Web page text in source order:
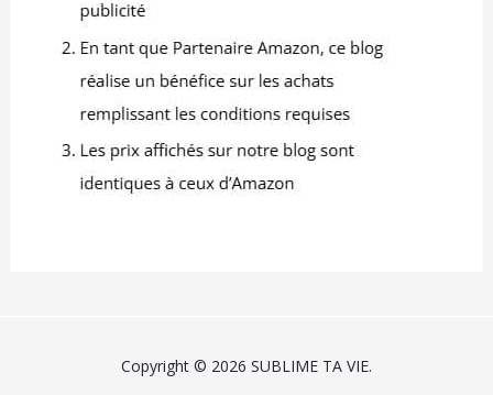
Copyright © 2026 SUBLIME TA VIE.